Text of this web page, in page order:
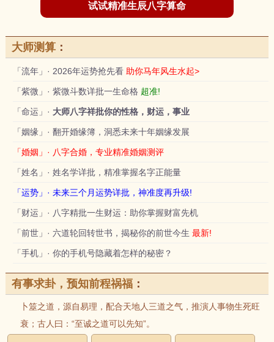
试试精准生辰八字算命
大师测算：
「流年」· 2026年运势抢先看 助你马年风生水起>
「紫微」· 紫微斗数详批一生命格 超准!
「命运」· 大师八字祥批你的性格，财运，事业
「姻缘」· 翻开婚缘簿，洞悉未来十年姻缘发展
「婚姻」· 八字合婚，专业精准婚姻测评
「姓名」· 姓名学详批，精准掌握名字正能量
「运势」· 未来三个月运势详批，神准度再升级!
「财运」· 八字精批一生财运：助你掌握财富先机
「前世」· 六道轮回转世书，揭秘你的前世今生 最新!
「手机」· 你的手机号隐藏着怎样的秘密？
有事求卦，预知前程祸福：
卜筮之道，源自易理，配合天地人三道之气，推演人事物生死旺
衰；古人曰：“至诚之道可以先知”。